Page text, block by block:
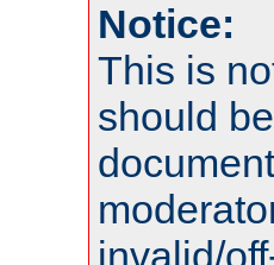
Notice:
This is
should
invalid/